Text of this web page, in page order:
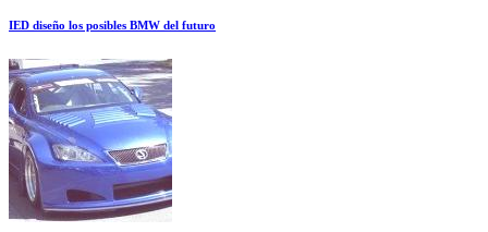
IED diseño los posibles BMW del futuro